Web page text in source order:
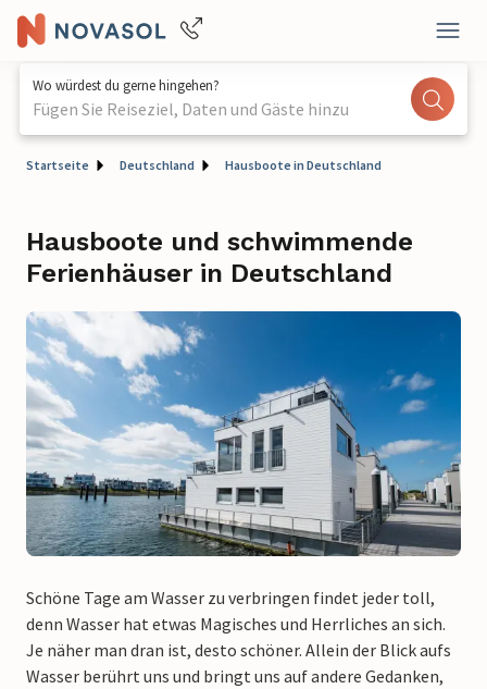
Wo würdest du gerne hingehen?
Fügen Sie Reiseziel, Daten und Gäste hinzu
Startseite Deutschland Hausboote in Deutschland
Hausboote und schwimmende
Ferienhäuser in Deutschland
Schöne Tage am Wasser zu verbringen findet jeder toll,
denn Wasser hat etwas Magisches und Herrliches an sich.
Je näher man dran ist, desto schöner. Allein der Blick aufs
Wasser berührt uns und bringt uns auf andere Gedanken,